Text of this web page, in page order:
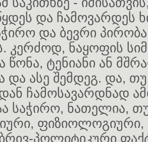
და ჩამოვარდეს
და ბევრი
კერძოდ, ნაყოფის
წონა, ტენიანი ან
და ასე შემდეგ. და,
ჩამოსავარდნად
საჭირო, ნათელია,
პოლიტიკური